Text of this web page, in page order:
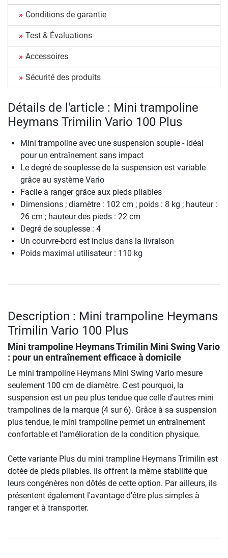
Conditions de garantie
Test & Évaluations
Accessoires
Sécurité des produits
Détails de l'article : Mini trampoline
Heymans Trimilin Vario 100 Plus
Mini trampoline avec une suspension souple - idéal
pour un entraînement sans impact
Le degré de souplesse de la suspension est variable
grâce au système Vario
Facile à ranger grâce aux pieds pliables
Dimensions ; diamètre : 102 cm ; poids : 8 kg ; hauteur :
26 cm ; hauteur des pieds : 22 cm
Degré de souplesse : 4
Un courvre-bord est inclus dans la livraison
Poids maximal utilisateur : 110 kg
Description : Mini trampoline Heymans
Trimilin Vario 100 Plus
Mini trampoline Heymans Trimilin Mini Swing Vario
: pour un entraînement efficace à domicile
Le mini trampoline Heymans Mini Swing Vario mesure
seulement 100 cm de diamètre. C'est pourquoi, la
suspension est un peu plus tendue que celle d'autres mini
trampolines de la marque (4 sur 6). Grâce à sa suspension
plus tendue, le mini trampoline permet un entraînement
confortable et l'amélioration de la condition physique.
Cette variante Plus du mini trampline Heymans Trimilin est
dotée de pieds pliables. Ils offrent la même stabilité que
leurs congénères non dôtés de cette option. Par ailleurs, ils
présentent également l'avantage d'être plus simples à
ranger et à transporter.